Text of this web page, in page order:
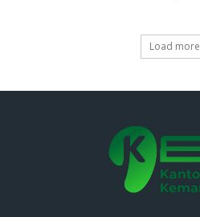
Load more